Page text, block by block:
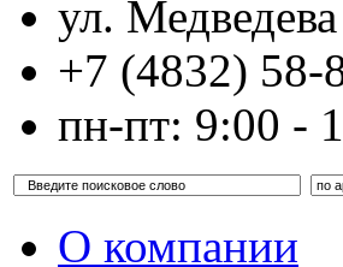
ул.
+7 (4832) 58-
пн-пт: 9:00 -
О компании